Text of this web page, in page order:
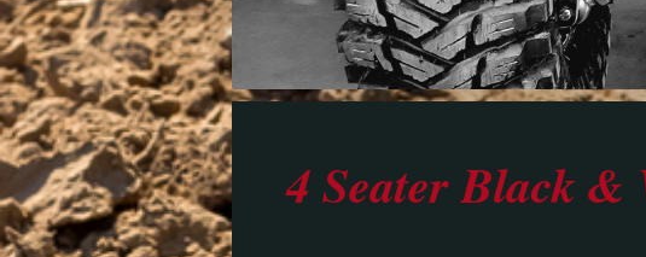
4 Seater Black &